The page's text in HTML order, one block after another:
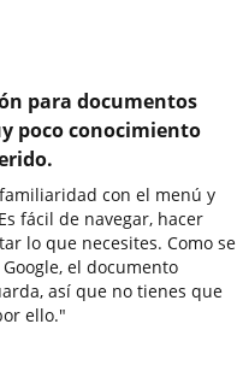
para documentos
poco conocimiento
con el menú y
fácil de navegar, hacer
lo que necesites. Como se
el documento
así que no tienes que
ello."